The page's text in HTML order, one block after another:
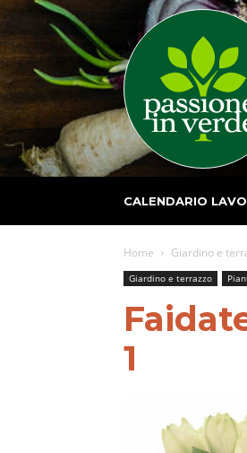
CALENDARIO
Home Giardino e
Giardino e terrazzo
1